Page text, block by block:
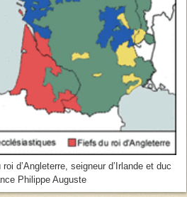
d’Angleterre, seigneur d’Irlande et duc
Philippe Auguste